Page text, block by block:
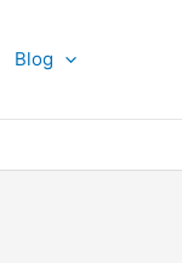
Blog